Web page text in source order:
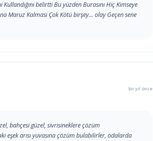
belirtti Bu yüzden Burasını Hiç Kimseye
Maruz Kalması Çok Kötü birşey... olay Geçen sene
bir yıl önce
bahçesi güzel, sivrisineklere çözüm
eşek arısı yuvasına çözüm bulabilirler, odalarda